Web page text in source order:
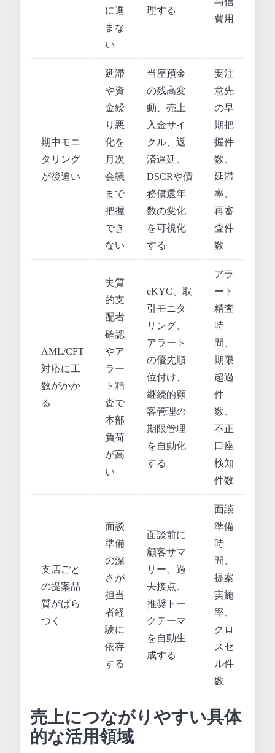
に進
まな
い
理する
費用
期中モニ
タリング
が後追い
延滞
や資
金繰
り悪
化を
月次
会議
まで
把握
でき
ない
当座預金
の残高変
動、売上
入金サイ
クル、返
済遅延、
DSCRや債
務償還年
数の変化
を可視化
する
要注
意先
の早
期把
握件
数、
延滞
率、
再審
査件
数
AML/CFT
対応に工
数がかか
る
実質
的支
配者
確認
やア
ラー
ト精
査で
本部
負荷
が高
い
eKYC、取
引モニタ
リング、
アラート
の優先順
位付け、
継続的顧
客管理の
期限管理
を自動化
する
アラ
ート
精査
時
間、
期限
超過
件
数、
不正
口座
検知
件数
支店ごと
の提案品
質がばら
つく
面談
準備
の深
さが
担当
者経
験に
依存
する
面談前に
顧客サマ
リー、過
去接点、
推奨トー
クテーマ
を自動生
成する
面談
準備
時
間、
提案
実施
率、
クロ
スセ
ル件
数
売上につながりやすい具体
的な活用領域